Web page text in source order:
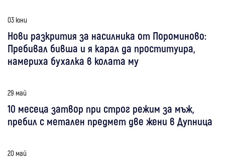
03 юни
Нови разкрития за насилника от Пороминово:
Пребивал бивша и я карал да проституира,
намериха бухалка в колата му
29 май
10 месеца затвор при строг режим за мъж,
пребил с метален предмет две жени в Дупница
20 май